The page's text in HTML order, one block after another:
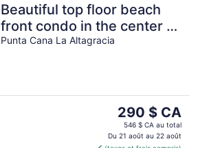
Beautiful top floor beach
front condo in the center of
cap cana.
Punta Cana La Altagracia
Le
prix
est
290 $ CA
546 $ CA au total
Du 21 août au 22 août